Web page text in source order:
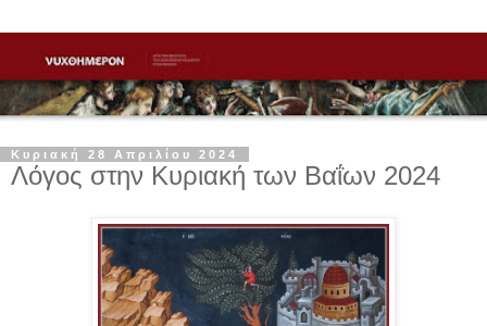
Κυριακή 28 Απριλίου 2024
Λόγος στην Κυριακή των Βαΐων 2024